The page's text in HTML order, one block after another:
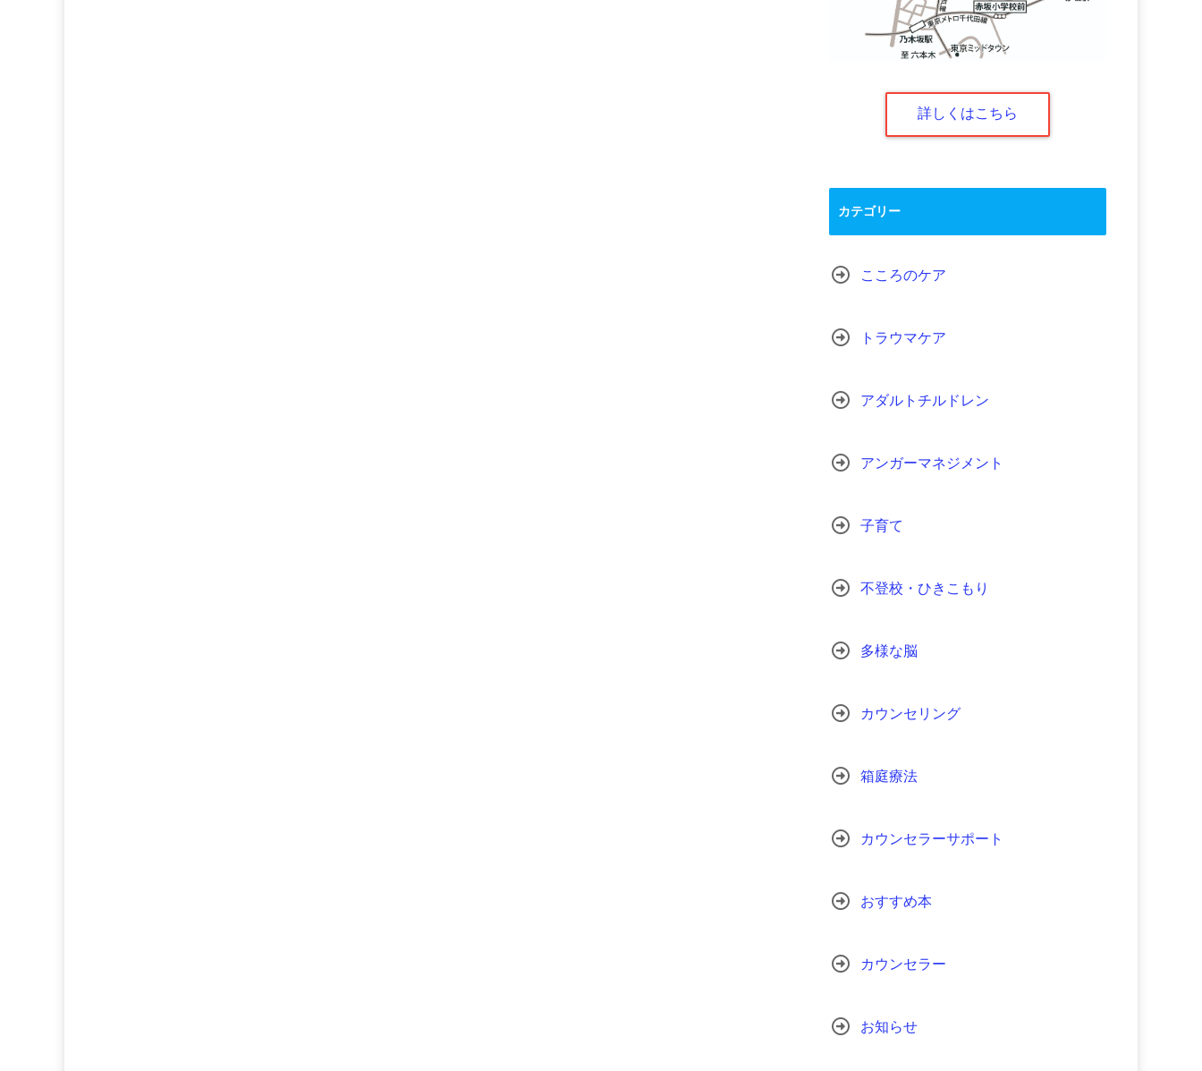
詳しくはこちら
カテゴリー
こころのケア
トラウマケア
アダルトチルドレン
アンガーマネジメント
子育て
不登校・ひきこもり
多様な脳
カウンセリング
箱庭療法
カウンセラーサポート
おすすめ本
カウンセラー
お知らせ